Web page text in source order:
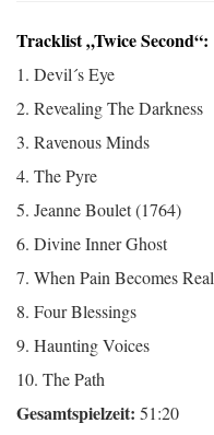
Tracklist „Twice Second“:
1. Devil´s Eye
2. Revealing The Darkness
3. Ravenous Minds
4. The Pyre
5. Jeanne Boulet (1764)
6. Divine Inner Ghost
7. When Pain Becomes Real
8. Four Blessings
9. Haunting Voices
10. The Path
Gesamtspielzeit: 51:20